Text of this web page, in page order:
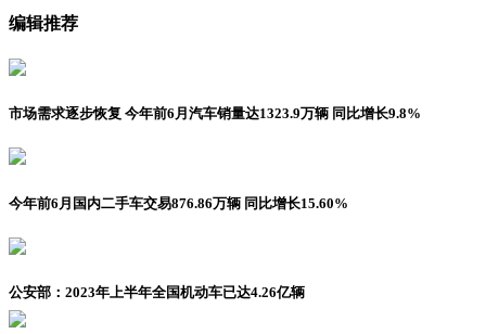
编辑推荐
市场需求逐步恢复 今年前6月汽车销量达1323.9万辆 同比增长9.8%
今年前6月国内二手车交易876.86万辆 同比增长15.60%
公安部：2023年上半年全国机动车已达4.26亿辆